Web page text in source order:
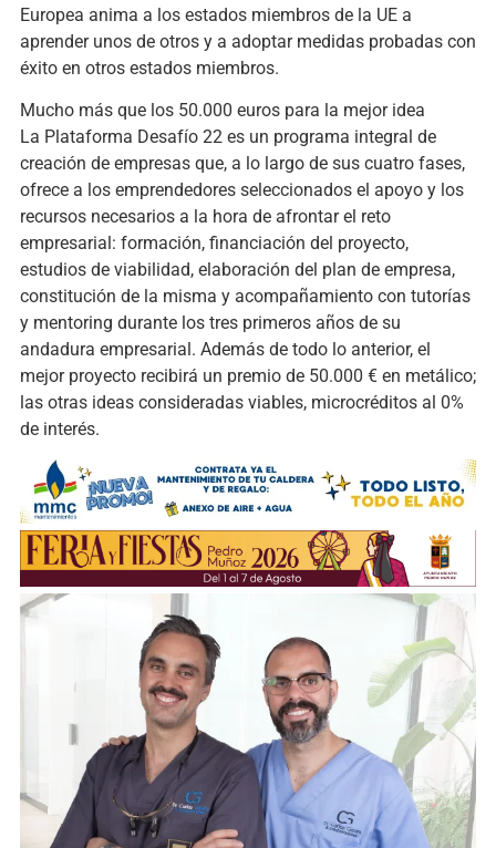
Europea anima a los estados miembros de la UE a
aprender unos de otros y a adoptar medidas probadas con
éxito en otros estados miembros.
Mucho más que los 50.000 euros para la mejor idea
La Plataforma Desafío 22 es un programa integral de
creación de empresas que, a lo largo de sus cuatro fases,
ofrece a los emprendedores seleccionados el apoyo y los
recursos necesarios a la hora de afrontar el reto
empresarial: formación, financiación del proyecto,
estudios de viabilidad, elaboración del plan de empresa,
constitución de la misma y acompañamiento con tutorías
y mentoring durante los tres primeros años de su
andadura empresarial. Además de todo lo anterior, el
mejor proyecto recibirá un premio de 50.000 € en metálico;
las otras ideas consideradas viables, microcréditos al 0%
de interés.